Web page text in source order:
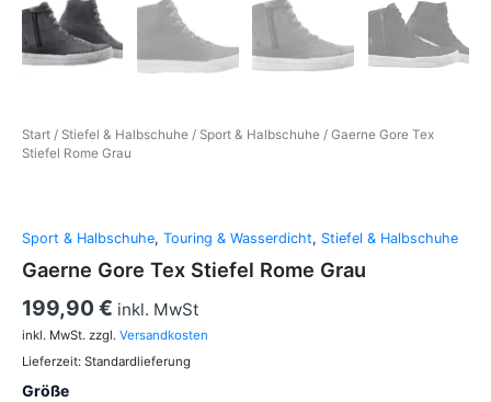
Start / Stiefel & Halbschuhe / Sport & Halbschuhe / Gaerne Gore Tex
Stiefel Rome Grau
Sport & Halbschuhe, Touring & Wasserdicht, Stiefel & Halbschuhe
Gaerne Gore Tex Stiefel Rome Grau
199,90€ inkl. MwSt
inkl. MwSt. zzgl. Versandkosten
Lieferzeit: Standardlieferung
Größe